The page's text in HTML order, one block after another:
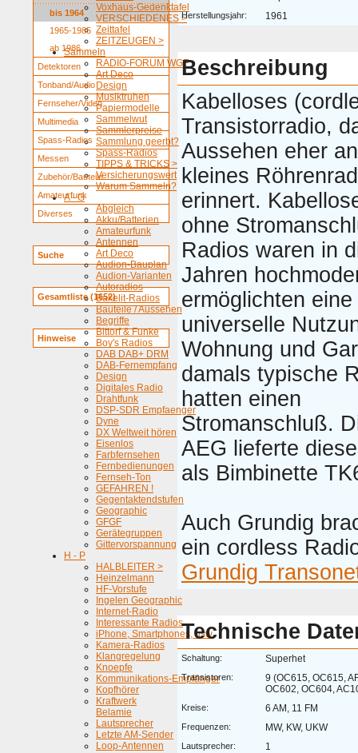
Voxhaus-Gedenktafel
VERSCHIEDENES >
Zeittafel
ZEITZEUGEN >
Sammeln
RADIO-FORUM WGF
Art Deco
Design
Musiktruhen
Papiermodelle
Sammelwut
Sammlerpreise
Sammlung geerbt?
Spass-Radios
TIPPS & TRICKS >
Versicherungswert
Warum Sammeln?
A - G
Abgleich
Akku/Batterien
Amateurfunk
Antennen
Art Deco
Audion-Bauplan
Audion-Varianten
Autoradios
Bakelit-Radios
Bauteile / Aussehen
Begriffe
Bittorf & Funke
Boy's Radios
DAB DAB+ DRM
DAB-Fernempfang
Design
Digitales Radio
Drahtfunk
DSP-SDR Empfaenger
Dyne
DX Weltweit hören
Eisenlos
Farbfernsehen
Fernbedienungen
Fernseh-Ton
GEFAHREN !
Gegentaktendstufen
Geographic
GFGF
Gerätegruppen
Gittervorspannung
H - P
HALBLEITER >
Heinzelmann
HF-Vorstufe
Ingelen Geographic
Internet-Radio
Interessante Radios
iPhone, Smartphones, usw.
Kamera-Radios
Klangregelung
Knoepfe
Kommunikations-Empfänger
Kopfhörer
Kraftwerk
Belamie
Lautsprecher
Letzte AM-Sender
Loop-Antennen
bis 1964
1965-1985
ab 1986
Detektoren
Tonband/Audio
Fernseher/Video
Multimedia
Spass-Radios
Messen
Zubehör/Bauteile
Amateurfunk
Diverses
Suche
Gesamtliste (1652)
Hinweise
Herstellungsjahr: 1961
Beschreibung
Kabelloses
Transistorradio,
Aussehen eher
kleines
erinnert.
ohne
Radios waren in
Jahren
ermöglichten eine
universelle
Wohnung und
damals typische
hatten einen
Stromanschluß.
AEG lieferte
als Bimbinette
Auch Grundig
ein cordless
Grundig
Technische
Schaltung: Superhet
Transistoren:
9 (OC615, OC615,
OC602, OC604,
Kreise: 6 AM, 11 FM
Frequenzen: MW, KW, UKW
Lautsprecher: 1